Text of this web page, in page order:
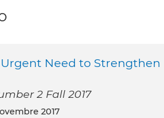
Need to Strengthen
2 Fall 2017
2017